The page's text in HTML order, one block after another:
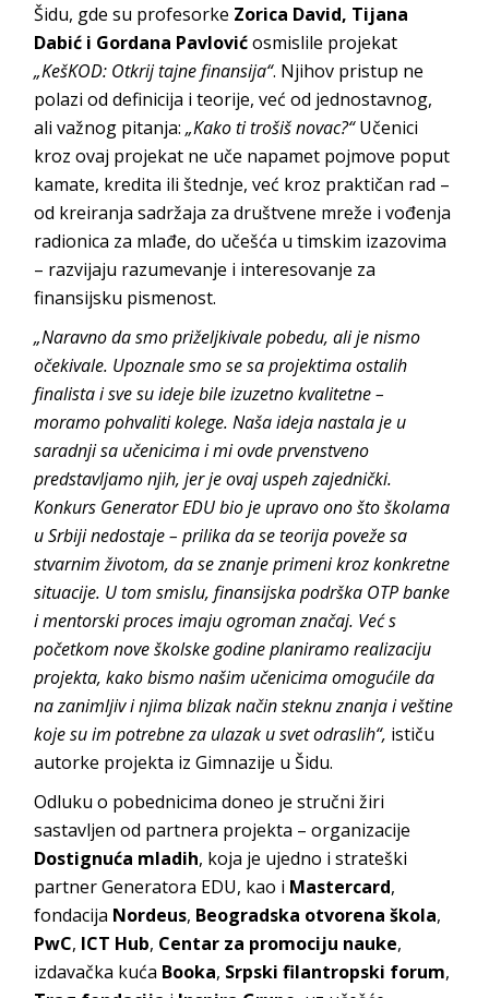
Šidu, gde su profesorke Zorica David, Tijana
Dabić i Gordana Pavlovićosmislile projekat
„KešKOD: Otkrij tajne finansija“. Njihov pristup ne
polazi od definicija i teorije, već od jednostavnog,
ali važnog pitanja:„Kako ti trošiš novac?“Učenici
kroz ovaj projekat ne uče napamet pojmove poput
kamate, kredita ili štednje, već kroz praktičan rad –
od kreiranja sadržaja za društvene mreže i vođenja
radionica za mlađe, do učešća u timskim izazovima
– razvijaju razumevanje i interesovanje za
finansijsku pismenost.
„Naravno da smo priželjkivale pobedu, ali je nismo
očekivale. Upoznale smo se sa projektima ostalih
finalista i sve su ideje bile izuzetno kvalitetne –
moramo pohvaliti kolege. Naša ideja nastala je u
saradnji sa učenicima i mi ovde prvenstveno
predstavljamo njih, jer je ovaj uspeh zajednički.
Konkurs Generator EDU bio je upravo ono što školama
u Srbiji nedostaje – prilika da se teorija poveže sa
stvarnim životom, da se znanje primeni kroz konkretne
situacije. U tom smislu, finansijska podrška OTP banke
i mentorski proces imaju ogroman značaj. Već s
početkom nove školske godine planiramo realizaciju
projekta, kako bismo našim učenicima omogućile da
na zanimljiv i njima blizak način steknu znanja i veštine
koje su im potrebne za ulazak u svet odraslih“, ističu
autorke projekta iz Gimnazije u Šidu.
Odluku o pobednicima doneo je stručni žiri
sastavljen od partnera projekta – organizacije
Dostignuća mladih, koja je ujedno i strateški
partner Generatora EDU, kao i Mastercard,
fondacija Nordeus, Beogradska otvorena škola,
PwC, ICT Hub, Centar za promociju nauke,
izdavačka kuća Booka, Srpski filantropski forum,